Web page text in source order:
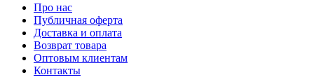
Про нас
Публичная оферта
Доставка и оплата
Возврат товара
Оптовым клиентам
Контакты